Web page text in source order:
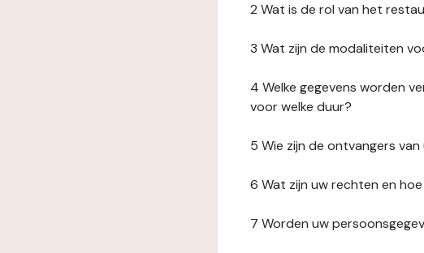
2 Wat is de rol van het
3 Wat zijn de modaliteiten
4 Welke gegevens worden
voor welke duur?
5 Wie zijn de ontvangers
6 Wat zijn uw rechten en
7 Worden uw